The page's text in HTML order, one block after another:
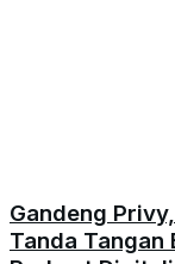
Gandeng
Tanda